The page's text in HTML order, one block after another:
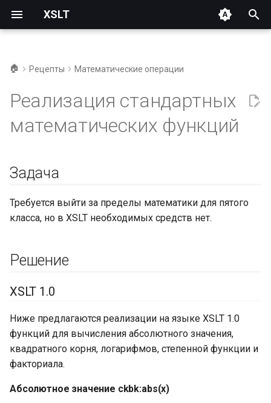
XSLT
ц
и
л
з
ц
п
о
и
с
Абсолютное значение
Квадратный корень
Логарифмы:
ckbk:log(number) и
Степенная функция:
ckbk:power(base,power)
🏠 Рецепты Математические операции
Реализация стандартных
математических функций
Задача
Требуется выйти за пределы математики для пятого
класса, но в XSLT необходимых средств нет.
Решение
XSLT 1.0
Ниже предлагаются реализации на языке XSLT 1.0
функций для вычисления абсолютного значения,
квадратного корня, логарифмов, степенной функции и
факториала.
Абсолютное значение ckbk:abs(x)